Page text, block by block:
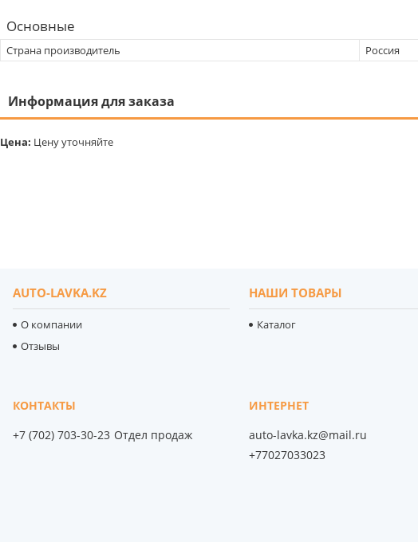
Основные
Страна производитель Россия
Информация для заказа
Цена: Цену уточняйте
AUTO-LAVKA.KZ
О компании
Отзывы
НАШИ ТОВАРЫ
Каталог
+7 (702) 703-30-23 Отдел продаж
auto-lavka.kz@mail.ru
+77027033023